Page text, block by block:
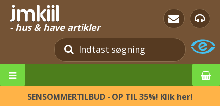
- hus & have artikler
SENSOMMERTILBUD - OP TIL 35%! Klik her!